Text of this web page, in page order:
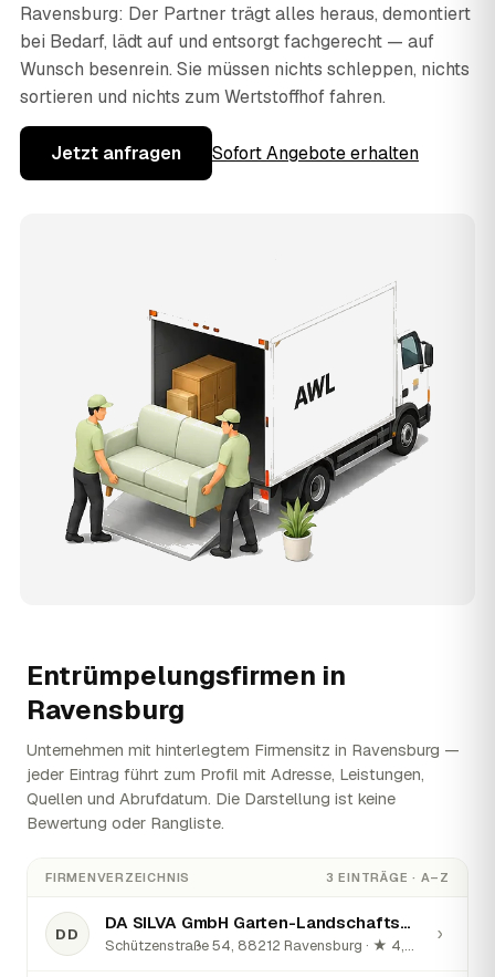
Ravensburg: Der Partner trägt alles heraus, demontiert
bei Bedarf, lädt auf und entsorgt fachgerecht — auf
Wunsch besenrein. Sie müssen nichts schleppen, nichts
sortieren und nichts zum Wertstoffhof fahren.
Jetzt anfragen Sofort Angebote erhalten
Entrümpelungsfirmen in
Ravensburg
Unternehmen mit hinterlegtem Firmensitz in Ravensburg —
jeder Eintrag führt zum Profil mit Adresse, Leistungen,
Quellen und Abrufdatum. Die Darstellung ist keine
Bewertung oder Rangliste.
FIRMENVERZEICHNIS 3 EINTRÄGE · A–Z
DD
DA SILVA GmbH Garten-Landschaftsbau & Dienstleistungen
Schützenstraße 54, 88212 Ravensburg · ★ 4,3 (17)
›